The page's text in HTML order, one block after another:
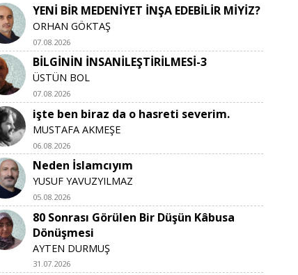
YENİ BİR MEDENİYET İNŞA EDEBİLİR MİYİZ?
ORHAN GÖKTAŞ
07.08.2026
BİLGİNİN İNSANİLEŞTİRİLMESİ-3
ÜSTÜN BOL
07.08.2026
işte ben biraz da o hasreti severim.
MUSTAFA AKMEŞE
06.08.2026
Neden İslamcıyım
YUSUF YAVUZYILMAZ
05.08.2026
80 Sonrası Görülen Bir Düşün Kâbusa
Dönüşmesi
AYTEN DURMUŞ
31.07.2026